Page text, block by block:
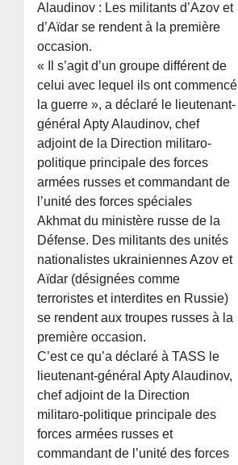
Alaudinov : Les militants d’Azov et
d’Aïdar se rendent à la première
occasion.
« Il s’agit d’un groupe différent de
celui avec lequel ils ont commencé
la guerre », a déclaré le lieutenant-
général Apty Alaudinov, chef
adjoint de la Direction militaro-
politique principale des forces
armées russes et commandant de
l’unité des forces spéciales
Akhmat du ministère russe de la
Défense. Des militants des unités
nationalistes ukrainiennes Azov et
Aïdar (désignées comme
terroristes et interdites en Russie)
se rendent aux troupes russes à la
première occasion.
C’est ce qu’a déclaré à TASS le
lieutenant-général Apty Alaudinov,
chef adjoint de la Direction
militaro-politique principale des
forces armées russes et
commandant de l’unité des forces